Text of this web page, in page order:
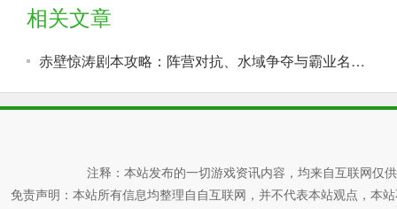
相关文章
赤壁惊涛剧本攻略：阵营对抗、水域争夺与霸业名额详解
注释：本站发布的一切游戏资讯内容，均来自互联网仅
免责声明：本站所有信息均整理自自互联网，并不代表本站观点，本